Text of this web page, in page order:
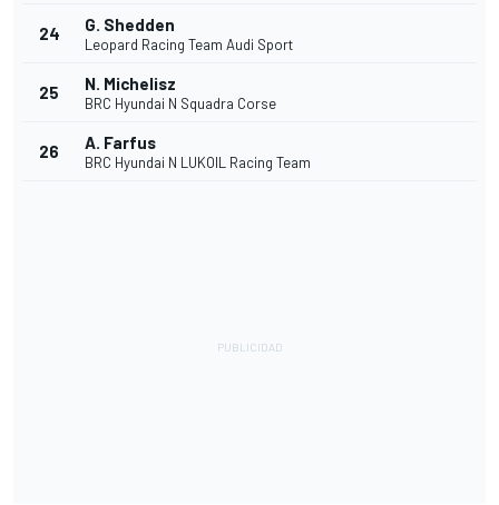
24 G. Shedden
Leopard Racing Team Audi Sport
25 N. Michelisz
BRC Hyundai N Squadra Corse
26 A. Farfus
BRC Hyundai N LUKOIL Racing Team